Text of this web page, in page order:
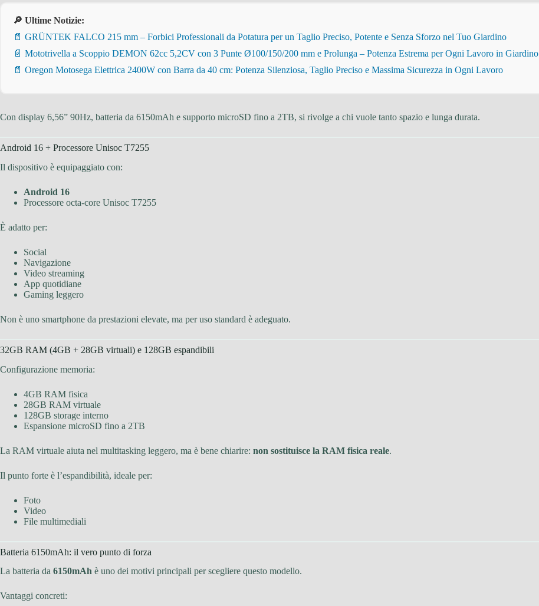
🔎 Ultime Notizie:
📄 GRÜNTEK FALCO 215 mm – Forbici Professionali da Potatura per un Taglio Preciso, Potente e Senza Sforzo nel Tuo Giardino
📄 Mototrivella a Scoppio DEMON 62cc 5,2CV con 3 Punte Ø100/150/200 mm e Prolunga – Potenza Estrema per Ogni Lavoro in Giardino
📄 Oregon Motosega Elettrica 2400W con Barra da 40 cm: Potenza Silenziosa, Taglio Preciso e Massima Sicurezza in Ogni Lavoro
Con display 6,56” 90Hz, batteria da 6150mAh e supporto microSD fino a 2TB, si rivolge a chi vuole tanto spazio e lunga durata.
Android 16 + Processore Unisoc T7255
Il dispositivo è equipaggiato con:
Android 16
Processore octa-core Unisoc T7255
È adatto per:
Social
Navigazione
Video streaming
App quotidiane
Gaming leggero
Non è uno smartphone da prestazioni elevate, ma per uso standard è adeguato.
32GB RAM (4GB + 28GB virtuali) e 128GB espandibili
Configurazione memoria:
4GB RAM fisica
28GB RAM virtuale
128GB storage interno
Espansione microSD fino a 2TB
La RAM virtuale aiuta nel multitasking leggero, ma è bene chiarire: non sostituisce la RAM fisica reale.
Il punto forte è l’espandibilità, ideale per:
Foto
Video
File multimediali
Batteria 6150mAh: il vero punto di forza
La batteria da 6150mAh è uno dei motivi principali per scegliere questo modello.
Vantaggi concreti: